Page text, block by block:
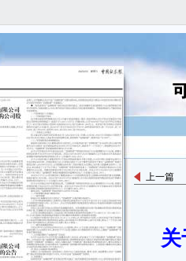
上一篇
证券代码：600328 证券简称：中盐化工
中盐内蒙古化工股份有限公司
关于以集中竞价交易方式回购股份的进
本公司董事会及全体董事保证本公告内
性陈述或者重大遗漏，并对其内容的真实性